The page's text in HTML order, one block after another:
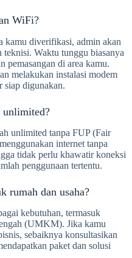
WiFi?
kamu diverifikasi, admin akan
teknisi. Waktu tunggu biasanya
pemasangan di area kamu.
melakukan instalasi modem
siap digunakan.
unlimited?
unlimited tanpa FUP (Fair
internet tanpa
tidak perlu khawatir koneksi
penggunaan tertentu.
rumah dan usaha?
kebutuhan, termasuk
(UMKM). Jika kamu
sebaiknya konsultasikan
paket dan solusi